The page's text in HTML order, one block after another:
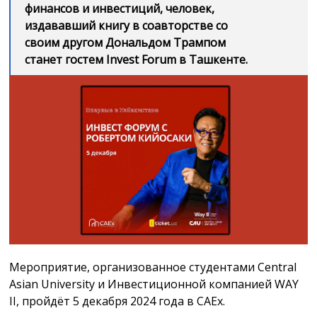
финансов и инвестиций, человек,
издававший книгу в соавторстве со
своим другом Дональдом Трампом
станет гостем Invest Forum в Ташкенте.
Мероприятие, организованное студентами Central
Asian University и Инвестиционной компанией WAY
II, пройдёт 5 декабря 2024 года в CAEx.